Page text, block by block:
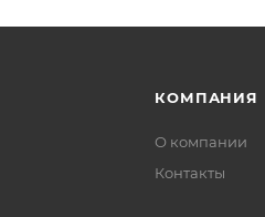
КОМПАНИЯ
О компании
Контакты